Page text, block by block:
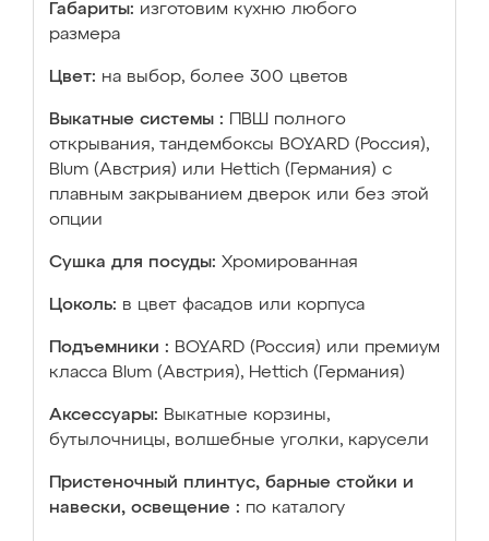
Габариты: изготовим кухню любого
размера
Цвет: на выбор, более 300 цветов
Выкатные системы :
ПВШ полного
открывания, тандембоксы BOYARD (Россия),
Blum (Австрия) или Hettich (Германия) с
плавным закрыванием дверок или без этой
опции
Сушка для посуды: Хромированная
Цоколь: в цвет фасадов или корпуса
Подъемники : BOYARD (Россия) или премиум
класса Blum (Австрия), Hettich (Германия)
Аксессуары: Выкатные корзины,
бутылочницы, волшебные уголки, карусели
Пристеночный плинтус, барные стойки и
навески, освещение : по каталогу